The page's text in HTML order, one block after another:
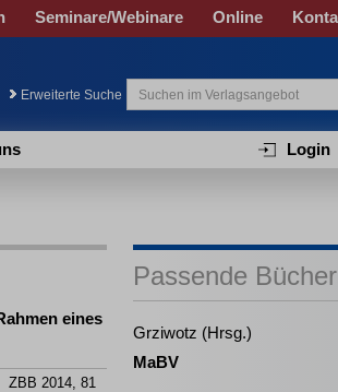
Seminare/Webinare Online
Erweiterte Suche
Login
eines
ZBB 2014, 81
Passende Bücher
Grziwotz (Hrsg.)
MaBV